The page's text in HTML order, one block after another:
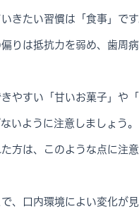
きたい習慣は「食事」です
りは抵抗力を弱め、歯周
やすい「甘いお菓子」や「
いように注意しましょう。
方は、このような点に注
、口内環境によい変化が